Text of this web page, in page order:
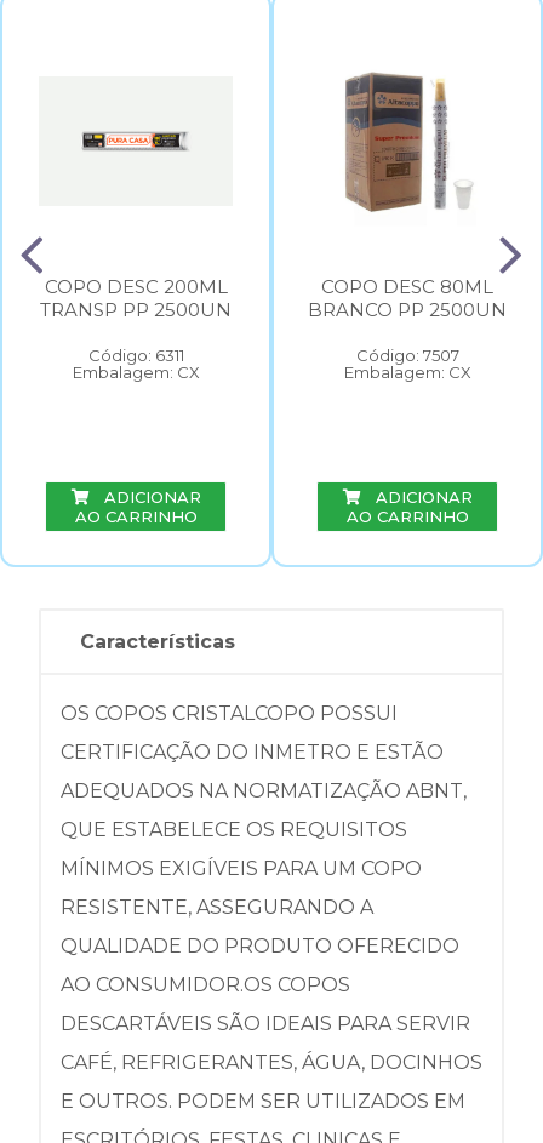
COPO DESC 200ML
TRANSP PP 2500UN
Código: 6311
Embalagem: CX
ADICIONAR
AO CARRINHO
COPO DESC 80ML
BRANCO PP 2500UN
Código: 7507
Embalagem: CX
ADICIONAR
AO CARRINHO
Características
OS COPOS CRISTALCOPO POSSUI
CERTIFICAÇÃO DO INMETRO E ESTÃO
ADEQUADOS NA NORMATIZAÇÃO ABNT,
QUE ESTABELECE OS REQUISITOS
MÍNIMOS EXIGÍVEIS PARA UM COPO
RESISTENTE, ASSEGURANDO A
QUALIDADE DO PRODUTO OFERECIDO
AO CONSUMIDOR.OS COPOS
DESCARTÁVEIS SÃO IDEAIS PARA SERVIR
CAFÉ, REFRIGERANTES, ÁGUA, DOCINHOS
E OUTROS. PODEM SER UTILIZADOS EM